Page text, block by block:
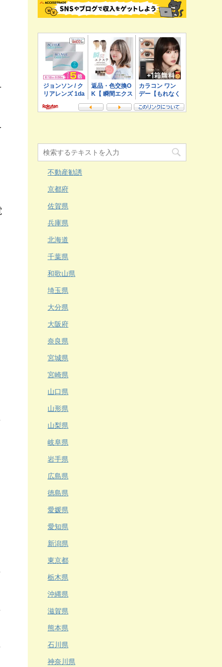
不動産勧誘
京都府
佐賀県
兵庫県
北海道
千葉県
和歌山県
埼玉県
大分県
大阪府
奈良県
宮城県
宮崎県
山口県
山形県
山梨県
岐阜県
岩手県
広島県
徳島県
愛媛県
愛知県
新潟県
東京都
栃木県
沖縄県
滋賀県
熊本県
石川県
神奈川県